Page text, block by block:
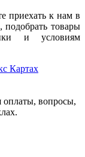
приехать к нам в
товары
и условиям
Картах
оплаты, вопросы,